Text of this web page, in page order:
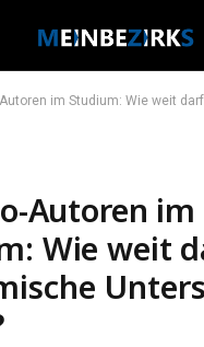
im Studium: Wie weit darf
Autoren im
Wie weit